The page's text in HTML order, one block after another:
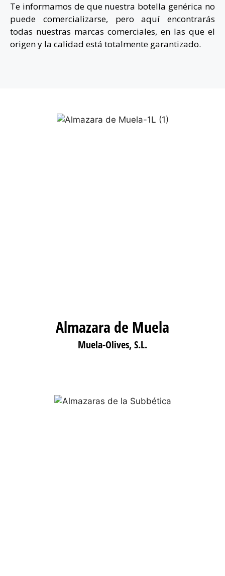
Te informamos de que nuestra botella genérica no
puede comercializarse, pero aquí encontrarás
todas nuestras marcas comerciales, en las que el
origen y la calidad está totalmente garantizado.
Almazara de Muela
Muela-Olives, S.L.